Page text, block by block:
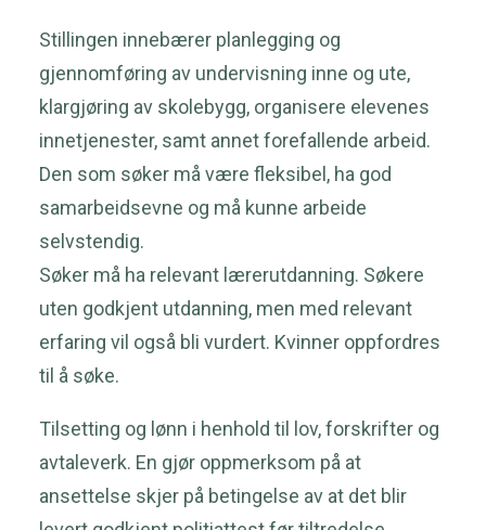
Stillingen innebærer planlegging og
gjennomføring av undervisning inne og ute,
klargjøring av skolebygg, organisere elevenes
innetjenester, samt annet forefallende arbeid.
Den som søker må være fleksibel, ha god
samarbeidsevne og må kunne arbeide
selvstendig.
Søker må ha relevant lærerutdanning. Søkere
uten godkjent utdanning, men med relevant
erfaring vil også bli vurdert. Kvinner oppfordres
til å søke.
Tilsetting og lønn i henhold til lov, forskrifter og
avtaleverk. En gjør oppmerksom på at
ansettelse skjer på betingelse av at det blir